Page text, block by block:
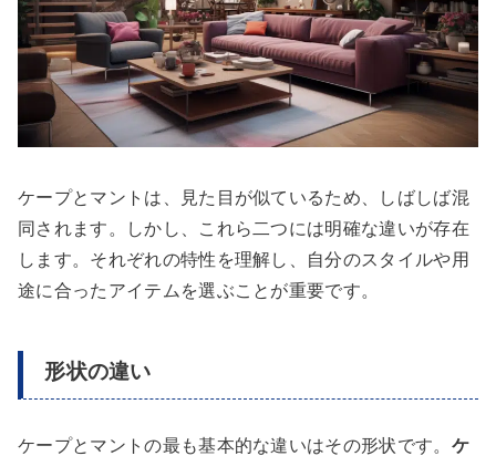
ケープとマントは、見た目が似ているため、しばしば混
同されます。しかし、これら二つには明確な違いが存在
します。それぞれの特性を理解し、自分のスタイルや用
途に合ったアイテムを選ぶことが重要です。
形状の違い
ケープとマントの最も基本的な違いはその形状です。 ケ